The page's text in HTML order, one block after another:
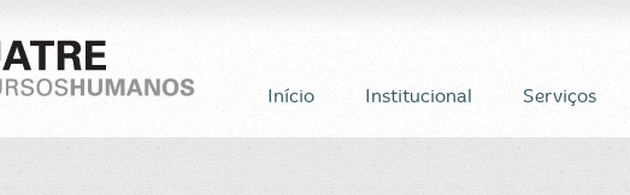
Início Institucional Serviços